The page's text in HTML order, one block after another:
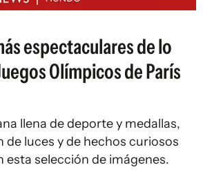
espectaculares de lo
Olímpicos de París
llena de deporte y medallas,
de luces y de hechos curiosos
esta selección de imágenes.